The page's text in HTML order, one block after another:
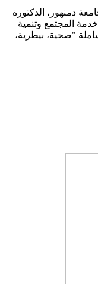
دمنهور، الدكتورة
المجتمع وتنمية
"صحية، بيطرية،